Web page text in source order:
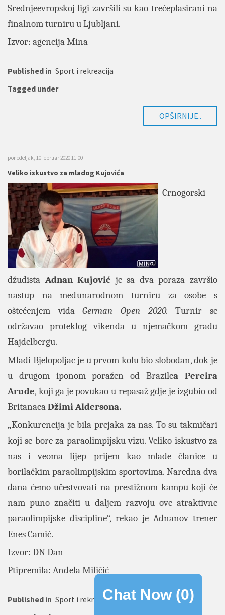
Srednjeevropskoj ligi završili su kao trećeplasirani na
finalnom turniru u Ljubljani.
Izvor: agencija Mina
Published in Sport i rekreacija
Tagged under
OPŠIRNIJE..
ponedeljak, 10 februar 2020 11:00
Veliko iskustvo za mladog Kujovića
Crnogorski
džudista Adnan Kujović je sa dva poraza završio
nastup na međunarodnom turniru za osobe s
oštećenjem vidaGerman Open 2020.Turnir se
održavao proteklog vikenda u njemačkom gradu
Hajdelbergu.
Mladi Bjelopoljac je u prvom kolu bio slobodan, dok je
u drugom iponom poražen od Brazilca Pereira
Arude, koji ga je povukao u repasaž gdje je izgubio od
BritanacaDžimi Aldersona.
„Konkurencija je bila prejaka za nas. To su takmičari
koji se bore za paraolimpijsku vizu. Veliko iskustvo za
nas i veoma lijep prijem kao mlade članice u
borilačkim paraolimpijskim sportovima. Naredna dva
dana ćemo učestvovati na prestižnom kampu koji će
nam puno značiti u daljem razvoju ove atraktivne
paraolimpijske discipline“, rekao je Adnanov trener
Enes Camić.
Izvor: DN Dan
Ptipremila: Anđela Miličić
Published in Sport i rekreacijaChat Now (0)